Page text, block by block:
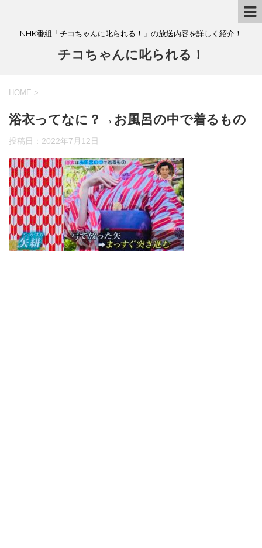
NHK番組「チコちゃんに叱られる！」の放送内容を詳しく紹介！
チコちゃんに叱られる！
HOME >
浴衣ってなに？→お風呂の中で着るもの
投稿日： 2022年7月12日